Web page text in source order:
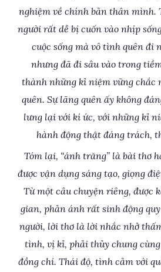
nghiệm về chính bản thân mình.
người rất dễ bị cuốn vào nhịp
cuộc sống mà vô tình quên đi
nhưng đã đi sâu vào trong
thành những kỉ niệm vững chắc
quên. Sự lãng quên ấy không
lưng lại với kí ức, với những kỉ
hành động thật đáng trách,
Tóm lại, “ánh trăng” là bài thơ
được vận dụng sáng tạo, giọng
Từ một câu chuyện riêng, được
gian, phản ánh rất sinh động
người, lời thơ là lời nhắc nhở
tình, vị kỉ, phải thủy chung
đồng chí. Thái độ, tình cảm với